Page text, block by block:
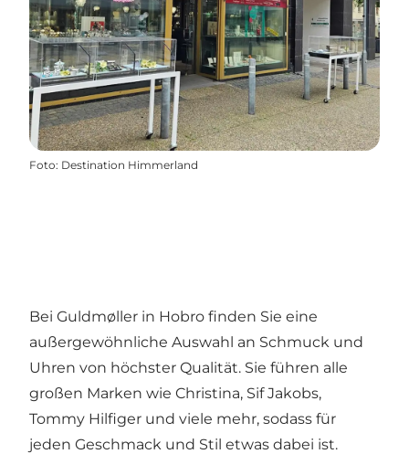
Foto: Destination Himmerland
Bei Guldmøller in Hobro finden Sie eine
außergewöhnliche Auswahl an Schmuck und
Uhren von höchster Qualität. Sie führen alle
großen Marken wie Christina, Sif Jakobs,
Tommy Hilfiger und viele mehr, sodass für
jeden Geschmack und Stil etwas dabei ist.